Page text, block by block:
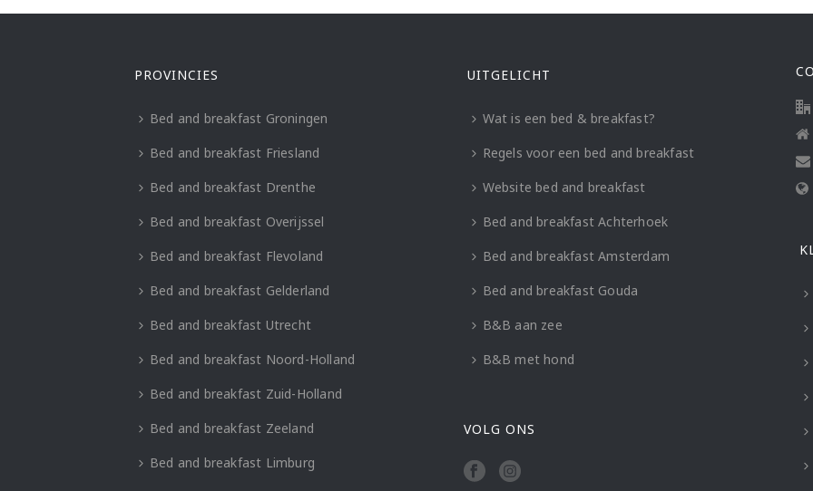
PROVINCIES
Bed and breakfast Groningen
Bed and breakfast Friesland
Bed and breakfast Drenthe
Bed and breakfast Overijssel
Bed and breakfast Flevoland
Bed and breakfast Gelderland
Bed and breakfast Utrecht
Bed and breakfast Noord-Holland
Bed and breakfast Zuid-Holland
Bed and breakfast Zeeland
Bed and breakfast Limburg
UITGELICHT
Wat is een bed & breakfast?
Regels voor een bed and breakfast
Website bed and breakfast
Bed and breakfast Achterhoek
Bed and breakfast Amsterdam
Bed and breakfast Gouda
B&B aan zee
B&B met hond
VOLG ONS